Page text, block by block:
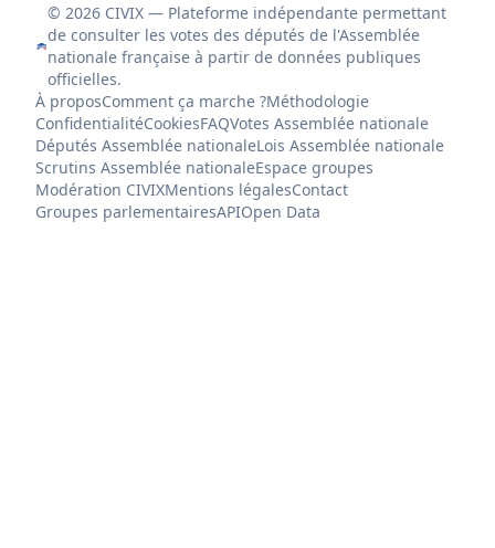
© 2026 CIVIX — Plateforme indépendante permettant
de consulter les votes des députés de l'Assemblée
nationale française à partir de données publiques
officielles.
À proposComment ça marche ?Méthodologie
ConfidentialitéCookiesFAQVotes Assemblée nationale
Députés Assemblée nationaleLois Assemblée nationale
Scrutins Assemblée nationaleEspace groupes
Modération CIVIXMentions légalesContact
Groupes parlementairesAPIOpen Data